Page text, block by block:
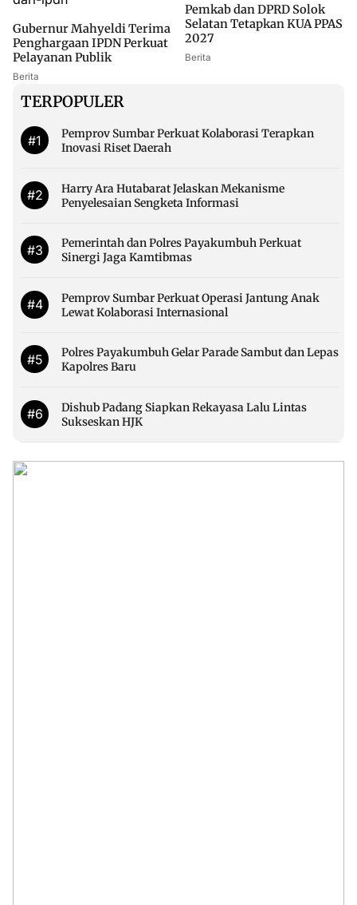
Gubernur Mahyeldi Terima
Penghargaan IPDN Perkuat
Pelayanan Publik
Berita
Pemkab dan DPRD Solok
Selatan Tetapkan KUA PPAS
2027
Berita
TERPOPULER
#1
Pemprov Sumbar Perkuat Kolaborasi Terapkan
Inovasi Riset Daerah
#2
Harry Ara Hutabarat Jelaskan Mekanisme
Penyelesaian Sengketa Informasi
#3
Pemerintah dan Polres Payakumbuh Perkuat
Sinergi Jaga Kamtibmas
#4
Pemprov Sumbar Perkuat Operasi Jantung Anak
Lewat Kolaborasi Internasional
#5
Polres Payakumbuh Gelar Parade Sambut dan Lepas
Kapolres Baru
#6
Dishub Padang Siapkan Rekayasa Lalu Lintas
Sukseskan HJK